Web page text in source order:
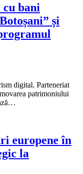
cu bani
și
digital. Parteneriat
patrimoniului
europene în
la